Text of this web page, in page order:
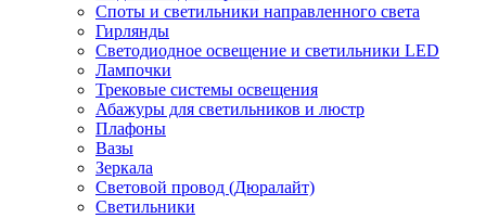
Споты и светильники направленного света
Гирлянды
Светодиодное освещение и светильники LED
Лампочки
Трековые системы освещения
Абажуры для светильников и люстр
Плафоны
Вазы
Зеркала
Световой провод (Дюралайт)
Светильники